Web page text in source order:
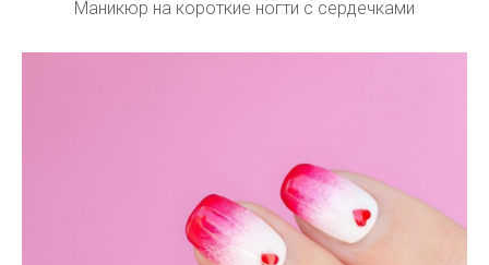
Маникюр на короткие ногти с сердечками